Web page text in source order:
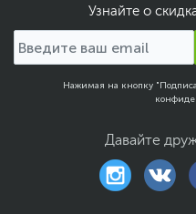
Узнайте о
Нажимая на кнопку
Давайте